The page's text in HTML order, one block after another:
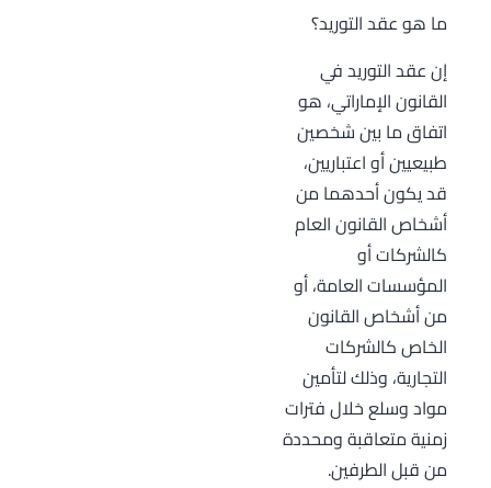
ما هو عقد التوريد؟
إن عقد التوريد في
القانون الإماراتي، هو
اتفاق ما بين شخصين
طبيعيين أو اعتباريين،
قد يكون أحدهما من
أشخاص القانون العام
كالشركات أو
المؤسسات العامة، أو
من أشخاص القانون
الخاص كالشركات
التجارية، وذلك لتأمين
مواد وسلع خلال فترات
زمنية متعاقبة ومحددة
من قبل الطرفين.